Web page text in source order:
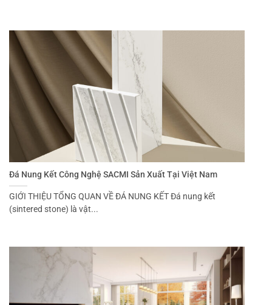
Đá Nung Kết Công Nghệ SACMI Sản Xuất Tại Việt Nam
GIỚI THIỆU TỔNG QUAN VỀ ĐÁ NUNG KẾT Đá nung kết
(sintered stone) là vật...